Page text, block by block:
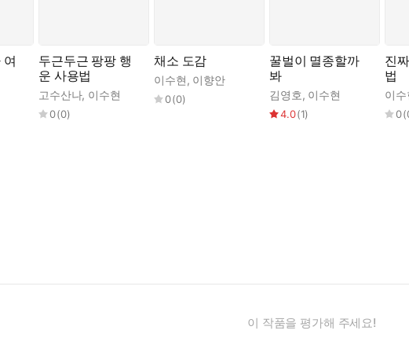
여
두근두근 팡팡 행
운 사용법
고수산나, 이수현
0(0)
채소 도감
이수현, 이향안
0(0)
꿀벌이 멸종할까
봐
김영호, 이수현
4.0(1)
진
법
이수
0(
이 작품을 평가해 주세요!